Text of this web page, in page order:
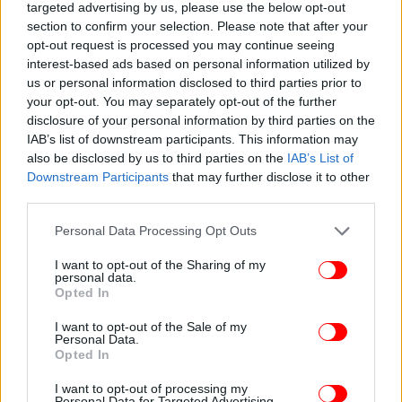
targeted advertising by us, please use the below opt-out
section to confirm your selection. Please note that after your
opt-out request is processed you may continue seeing
interest-based ads based on personal information utilized by
us or personal information disclosed to third parties prior to
your opt-out. You may separately opt-out of the further
disclosure of your personal information by third parties on the
IAB’s list of downstream participants. This information may
also be disclosed by us to third parties on the IAB’s List of
Downstream Participants that may further disclose it to other
Please note that this website/app uses one or more Google
not limited to your visit or usage behaviour. You may click to
grant or deny consent to Google and its third-party tags to
use your data for below specified purposes in below Google
consent section.
Personal Data Processing Opt Outs
I want to opt-out of the Sharing of my
personal data.
Opted In
I want to opt-out of the Sale of my
Personal Data.
Opted In
I want to opt-out of processing my